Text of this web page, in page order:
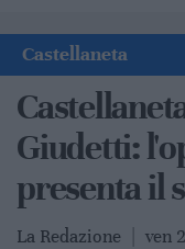
Castellaneta
Giudetti:
presenta il
La Redazione ven